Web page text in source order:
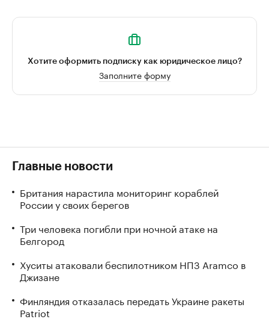
Хотите оформить подписку как юридическое лицо?
Заполните форму
Главные новости
Британия нарастила мониторинг кораблей
России у своих берегов
Три человека погибли при ночной атаке на
Белгород
Хуситы атаковали беспилотником НПЗ Aramco в
Джизане
Финляндия отказалась передать Украине ракеты
Patriot